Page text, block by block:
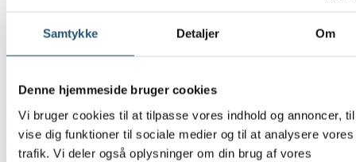
Samtykke Detaljer Om
Denne hjemmeside bruger cookies
Vi bruger cookies til at tilpasse vores indhold og annoncer,
vise dig funktioner til sociale medier og til at analysere vores
trafik. Vi deler også oplysninger om din brug af vores
Du er altid velkommen til at ringe til os 24 timer i døgnet, hvis du
har spørgsmål eller brug for hjælp – vi har VVS-autorisation og
VVS døgnvagti hele Danmark.